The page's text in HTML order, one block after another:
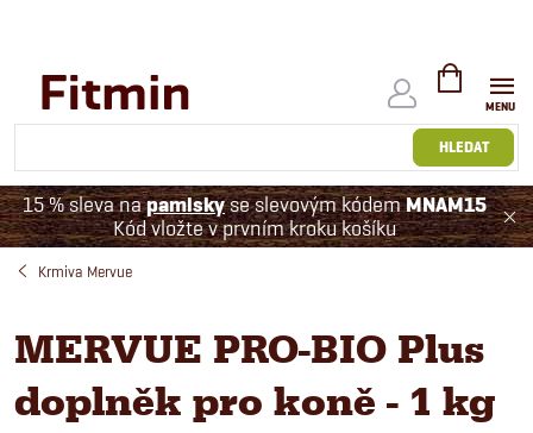
HLEDAT
NÁKUPNÍ
KOŠÍK
15 % sleva napamlskyse slevovým kódemMNAM15
Kód vložte v prvním kroku košíku
Krmiva Mervue
MERVUE PRO-BIO Plus
doplněk pro koně - 1 kg